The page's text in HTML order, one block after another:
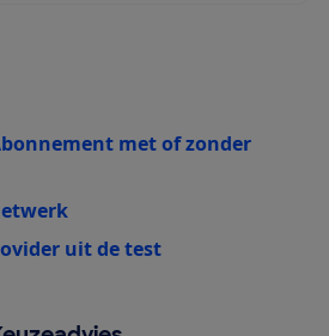
met of zonder
uit de test